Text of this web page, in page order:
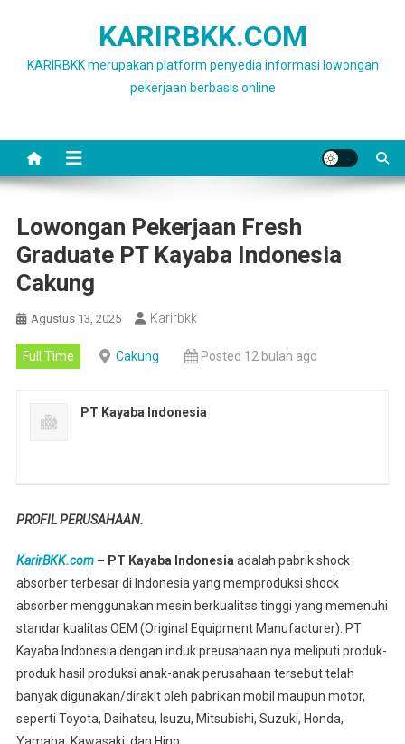
KARIRBKK.COM
KARIRBKK merupakan platform penyedia informasi lowongan
pekerjaan berbasis online
Lowongan Pekerjaan Fresh
Graduate PT Kayaba Indonesia
Cakung
Agustus 13, 2025 Karirbkk
Full Time Cakung Posted 12 bulan ago
PT Kayaba Indonesia
PROFIL PERUSAHAAN.
KarirBKK.com– PT Kayaba Indonesia adalah pabrik shock
absorber terbesar di Indonesia yang memproduksi shock
absorber menggunakan mesin berkualitas tinggi yang memenuhi
standar kualitas OEM (Original Equipment Manufacturer). PT
Kayaba Indonesia dengan induk preusahaan nya meliputi produk-
produk hasil produksi anak-anak perusahaan tersebut telah
banyak digunakan/dirakit oleh pabrikan mobil maupun motor,
seperti Toyota, Daihatsu, Isuzu, Mitsubishi, Suzuki, Honda,